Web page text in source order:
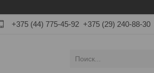
+375 (44) 775-45-92 +375 (29) 240-88-30